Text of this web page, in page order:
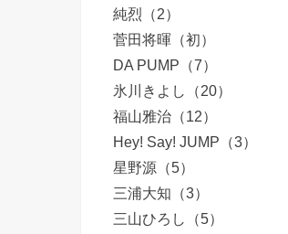
純烈（2）
菅田将暉（初）
DA PUMP（7）
氷川きよし（20）
福山雅治（12）
Hey! Say! JUMP（3）
星野源（5）
三浦大知（3）
三山ひろし（5）